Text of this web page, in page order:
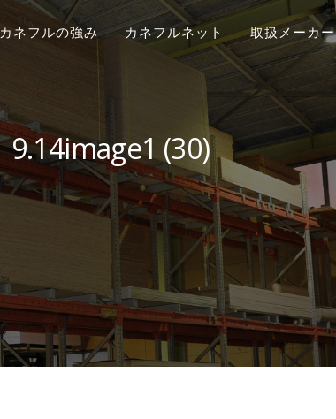
カネフルの強み カネフルネット 取扱メーカー
9.14image1 (30)